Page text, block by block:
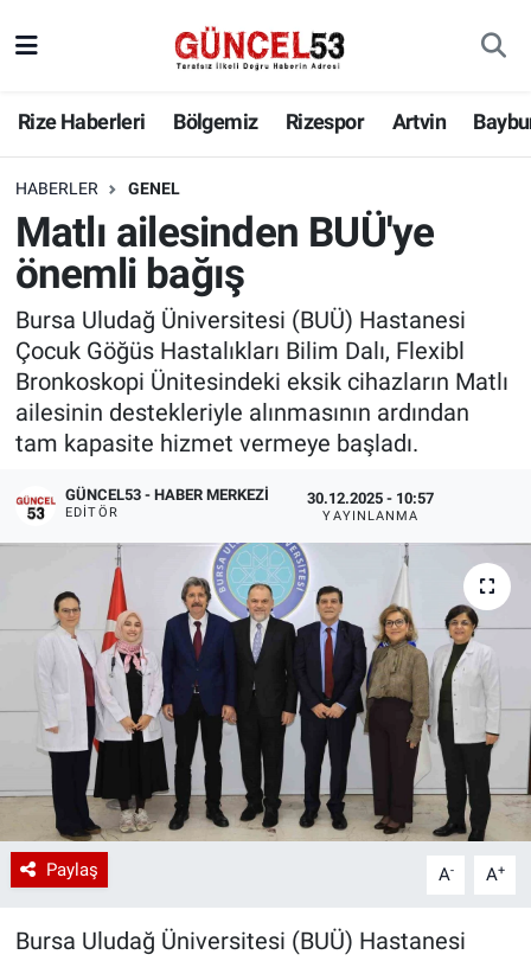
Rize Haberleri Bölgemiz Rizespor Artvin
HABERLER GENEL
Matlı ailesinden BUÜ'ye
önemli bağış
Bursa Uludağ Üniversitesi (BUÜ) Hastanesi
Çocuk Göğüs Hastalıkları Bilim Dalı, Flexibl
Bronkoskopi Ünitesindeki eksik cihazların Matlı
ailesinin destekleriyle alınmasının ardından
tam kapasite hizmet vermeye başladı.
GÜNCEL53 - HABER MERKEZI
EDITÖR
30.12.2025 - 10:57
YAYINLANMA
Paylaş A- A+
Bursa Uludağ Üniversitesi (BUÜ) Hastanesi